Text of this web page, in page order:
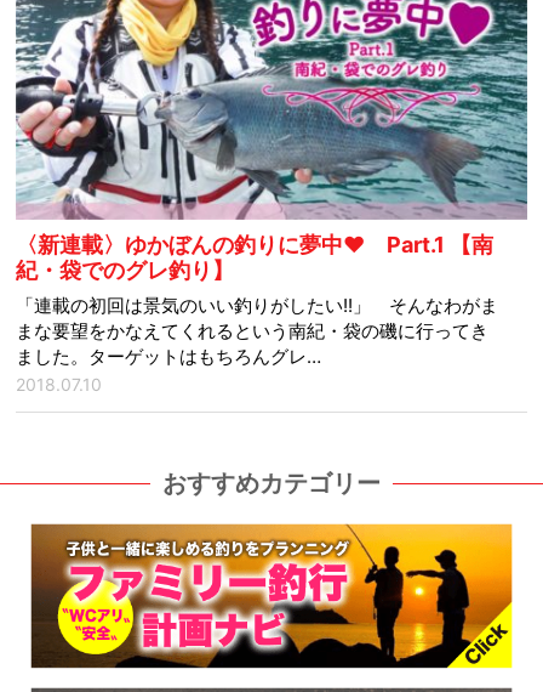
〈新連載〉ゆかぼんの釣りに夢中♥ Part.1 【南
紀・袋でのグレ釣り】
「連載の初回は景気のいい釣りがしたい!!」 そんなわがま
まな要望をかなえてくれるという南紀・袋の磯に行ってき
ました。ターゲットはもちろんグレ…
2018.07.10
おすすめカテゴリー